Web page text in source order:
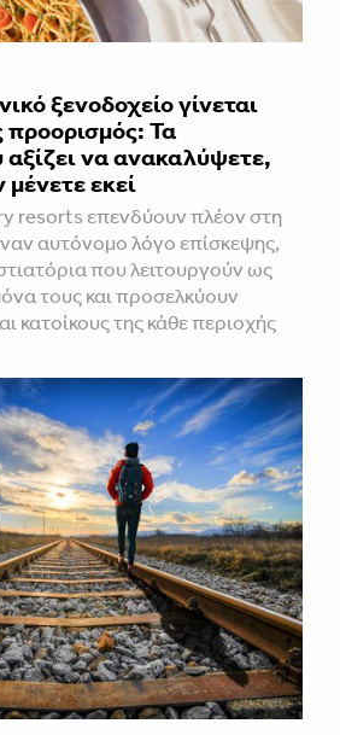
ξενοδοχείο γίνεται
προορισμός: Τα
αξίζει να ανακαλύψετε,
μένετε εκεί
resorts επενδύουν πλέον στη
αυτόνομο λόγο επίσκεψης,
που λειτουργούν ως
τους και προσελκύουν
κατοίκους της κάθε περιοχής